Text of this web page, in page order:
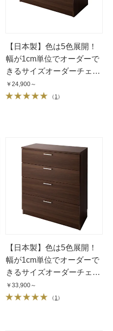
【日本製】色は5色展開！
幅が1cm単位でオーダーで
きるサイズオーダーチェス
ト 2段（高さ53cm）・奥行
42cm・幅25〜80cm
￥24,900～
（ 1 ）
【日本製】色は5色展開！
幅が1cm単位でオーダーで
きるサイズオーダーチェス
ト 4段（高さ89cm）・奥行
35cm・幅25〜80cm
￥33,900～
（ 1 ）